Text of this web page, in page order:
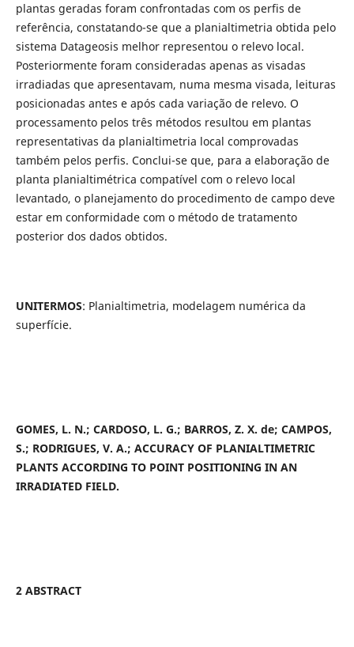
plantas geradas foram confrontadas com os perfis de
referência, constatando-se que a planialtimetria obtida pelo
sistema Datageosis melhor representou o relevo local.
Posteriormente foram consideradas apenas as visadas
irradiadas que apresentavam, numa mesma visada, leituras
posicionadas antes e após cada variação de relevo. O
processamento pelos três métodos resultou em plantas
representativas da planialtimetria local comprovadas
também pelos perfis. Conclui-se que, para a elaboração de
planta planialtimétrica compatível com o relevo local
levantado, o planejamento do procedimento de campo deve
estar em conformidade com o método de tratamento
posterior dos dados obtidos.
UNITERMOS: Planialtimetria, modelagem numérica da
superfície.
GOMES, L. N.; CARDOSO, L. G.; BARROS, Z. X. de; CAMPOS,
S.; RODRIGUES, V. A.; ACCURACY OF PLANIALTIMETRIC
PLANTS ACCORDING TO POINT POSITIONING IN AN
IRRADIATED FIELD.
2 ABSTRACT